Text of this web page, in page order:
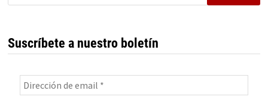
Suscríbete a nuestro boletín